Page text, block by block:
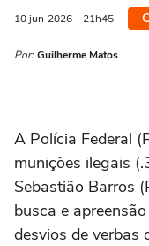
10 jun 2026 - 21h45
Por: Guilherme Matos
A Polícia Federal
munições ilegais
Sebastião Barros
busca e
desvios de verbas